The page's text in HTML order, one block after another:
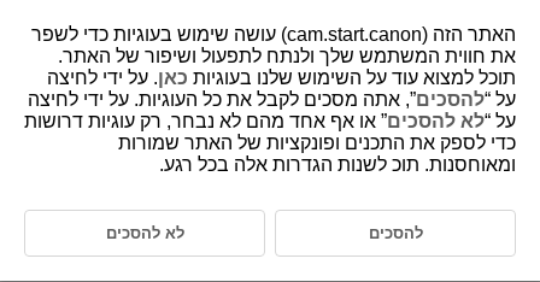
D388-018
הכנסה/הסרה של כרטיסים
הכנסה
אתחול כרטיסים
האתר הזה (cam.start.canon) עושה שימוש בעוגיות כדי לשפר
את חווית המשתמש שלך ולנתח לתפעול ושיפור של האתר.
תוכל למצוא עוד על השימוש שלנו בעוגיות כאן. על ידי לחיצה
על “להסכים”, אתה מסכים לקבל את כל העוגיות. על ידי לחיצה
על “לא להסכים” או אף אחד מהם לא נבחר, רק עוגיות דרושות
כדי לספק את התכנים ופונקציות של האתר שמורות
ומאוחסנות. תוכ לשנות הגדרות אלה בכל רגע.
להסכים לא להסכים